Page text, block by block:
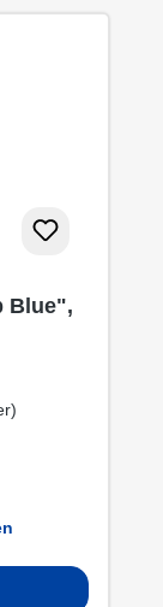
Blue",